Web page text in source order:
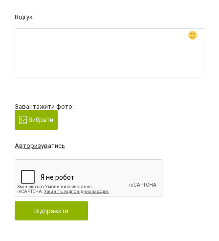
Відгук:
Завантажити фото:
Вибрати
Авторизуватись
Відправити